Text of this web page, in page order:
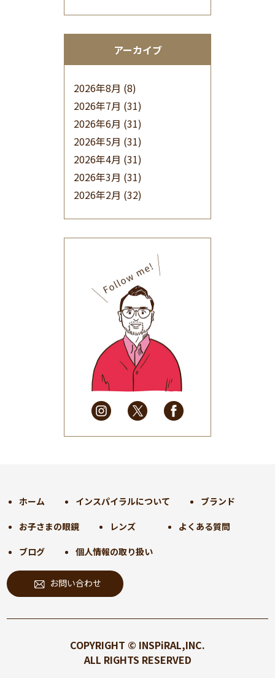
アーカイブ
2026年8月 (8)
2026年7月 (31)
2026年6月 (31)
2026年5月 (31)
2026年4月 (31)
2026年3月 (31)
2026年2月 (32)
(32)
2025年9月(30)
2025年8月(31)
2025年7月(37)
2025年6月(48)
2025年5月
(41)
2025年4月
(32)
2025年3月(31)
2025年2月
(28)
2024年9月(30)
2024年7月(31)
2024年6月(30)
2024年5月
2024年4月 (32)
2024年2月(31)
2024年1月(45)
2023年12月(31)
ホーム インスパイラルについて ブランド
お子さまの眼鏡 レンズ よくある質問
ブログ 個人情報の取り扱い
お問い合わせ
COPYRIGHT © INSPiRAL,INC.
ALL RIGHTS RESERVED